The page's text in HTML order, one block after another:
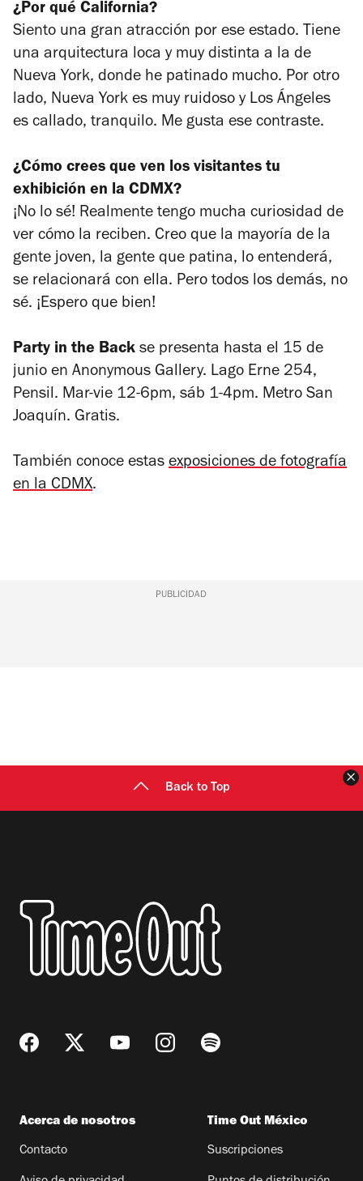
¿Por qué California?
Siento una gran atracción por ese estado. Tiene
una arquitectura loca y muy distinta a la de
Nueva York, donde he patinado mucho. Por otro
lado, Nueva York es muy ruidoso y Los Ángeles
es callado, tranquilo. Me gusta ese contraste.
¿Cómo crees que ven los visitantes tu
exhibición en la CDMX?
¡No lo sé! Realmente tengo mucha curiosidad de
ver cómo la reciben. Creo que la mayoría de la
gente joven, la gente que patina, lo entenderá,
se relacionará con ella. Pero todos los demás, no
sé. ¡Espero que bien!
Party in the Back se presenta hasta el 15 de
junio en Anonymous Gallery. Lago Erne 254,
Pensil. Mar-vie 12-6pm, sáb 1-4pm. Metro San
Joaquín. Gratis.
También conoce estas exposiciones de fotografía
en la CDMX.
PUBLICIDAD
Back to Top
Acerca de nosotros
Contacto
Time Out México
Suscripciones